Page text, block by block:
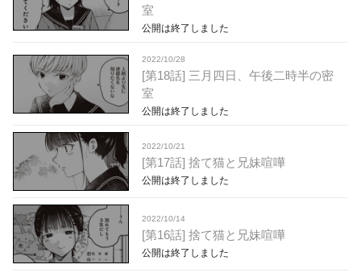
室
公開は終了しました
2022/10/28
[第18話] 三月四日、午後二時半の密
室
公開は終了しました
2022/10/21
[第17話] 捨て猫と兄妹喧嘩
公開は終了しました
2022/10/14
[第16話] 捨て猫と兄妹喧嘩
公開は終了しました